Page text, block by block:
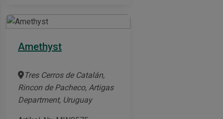
Amethyst
Tres Cerros de Catalán,
Rincon de Pacheco, Artigas
Department, Uruguay